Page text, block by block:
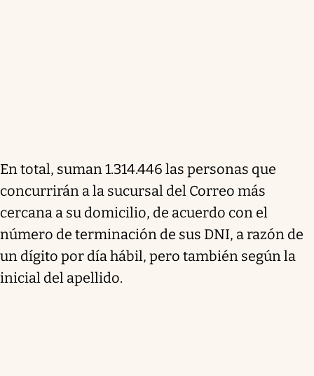
En total, suman 1.314.446 las personas que
concurrirán a la sucursal del Correo más
cercana a su domicilio, de acuerdo con el
número de terminación de sus DNI, a razón de
un dígito por día hábil, pero también según la
inicial del apellido.